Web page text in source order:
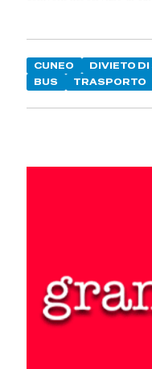
CUNEO DIVIETO DI
BUS
TRASPORTO